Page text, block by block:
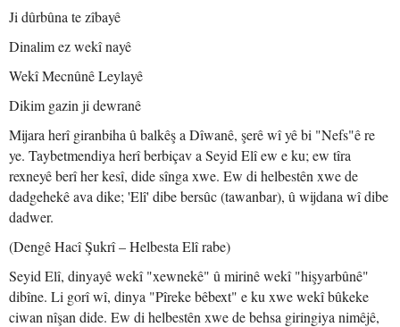
Ji dûrbûna te zîbayê
Dinalim ez wekî nayê
Wekî Mecnûnê Leylayê
Dikim gazin ji dewranê
Mijara herî giranbiha û balkêş a Dîwanê, şerê wî yê bi "Nefs"ê re
ye. Taybetmendiya herî berbiçav a Seyid Elî ew e ku; ew tîra
rexneyê berî her kesî, dide sînga xwe. Ew di helbestên xwe de
dadgehekê ava dike; 'Elî' dibe bersûc (tawanbar), û wijdana wî dibe
dadwer.
(Dengê Hacî Şukrî – Helbesta Elî rabe)
Seyid Elî, dinyayê wekî "xewnekê" û mirinê wekî "hişyarbûnê"
dibîne. Li gorî wî, dinya "Pîreke bêbext" e ku xwe wekî bûkeke
ciwan nîşan dide. Ew di helbestên xwe de behsa giringiya nimêjê,